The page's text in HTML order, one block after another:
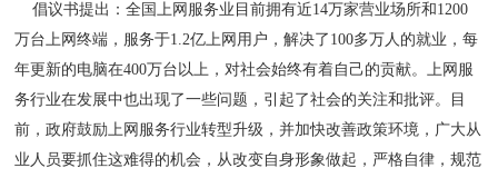
倡议书提出：全国上网服务业目前拥有近14万家营业场所和1200
万台上网终端，服务于1.2亿上网用户，解决了100多万人的就业，每
年更新的电脑在400万台以上，对社会始终有着自己的贡献。上网服
务行业在发展中也出现了一些问题，引起了社会的关注和批评。目
前，政府鼓励上网服务行业转型升级，并加快改善政策环境，广大从
业人员要抓住这难得的机会，从改变自身形象做起，严格自律，规范